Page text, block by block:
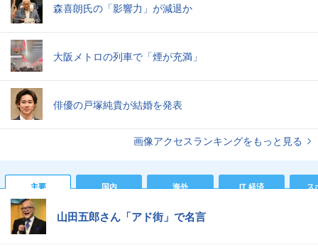
森喜朗氏の「影響力」が減退か
大阪メトロの列車で「煙が充満」
俳優の戸塚純貴が結婚を発表
画像アクセスランキングをもっと見る
主要 国内 海外 IT 経済 ス
山田五郎さん「アド街」で名言